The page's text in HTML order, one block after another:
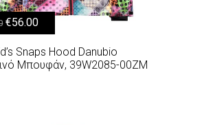
Original price was: €70.00.
€56.00Η τρέχουσα τιμή είναι: €56.00.
Snaps Hood Danubio
Μπουφάν, 39W2085-00ΖΜ